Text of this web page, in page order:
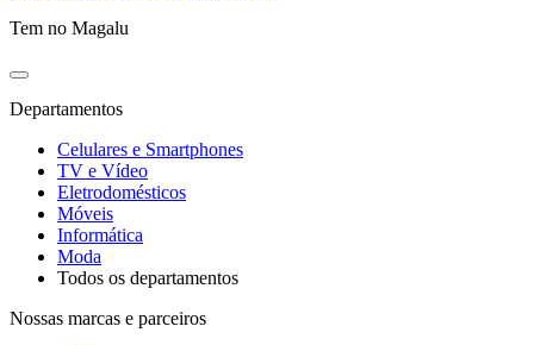
Tem no Magalu
Departamentos
Celulares e Smartphones
TV e Vídeo
Eletrodomésticos
Móveis
Informática
Moda
Todos os departamentos
Nossas marcas e parceiros